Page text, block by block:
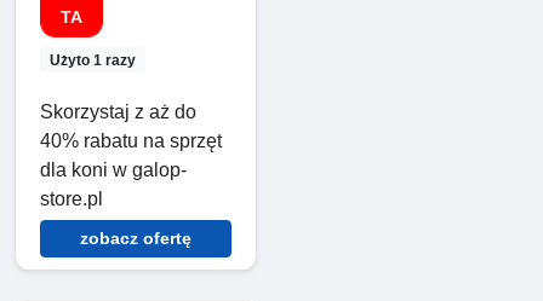
TA
Użyto 1 razy
Skorzystaj z aż do
40% rabatu na sprzęt
dla koni w galop-
store.pl
zobacz ofertę